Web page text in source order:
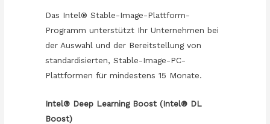
Das Intel® Stable-Image-Plattform-
Programm unterstützt Ihr Unternehmen bei
der Auswahl und der Bereitstellung von
standardisierten, Stable-Image-PC-
Plattformen für mindestens 15 Monate.
Intel® Deep Learning Boost (Intel® DL
Boost)